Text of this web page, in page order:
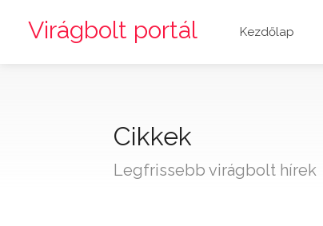
Virágbolt portál Kezdőlap
Cikkek
Legfrissebb virágbolt hírek